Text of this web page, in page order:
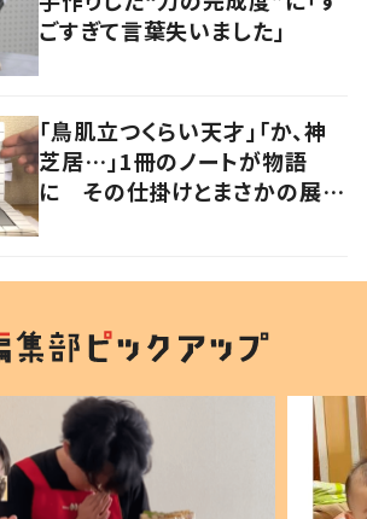
ごすぎて言葉失いました」
「鳥肌立つくらい天才」「か、神
芝居…」1冊のノートが物語
に その仕掛けとまさかの展開